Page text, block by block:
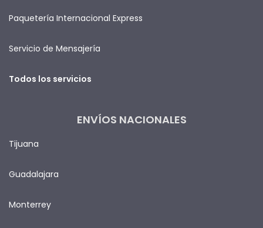
Paquetería Internacional Express
Servicio de Mensajería
Todos los servicios
ENVÍOS NACIONALES
Tijuana
Guadalajara
Monterrey